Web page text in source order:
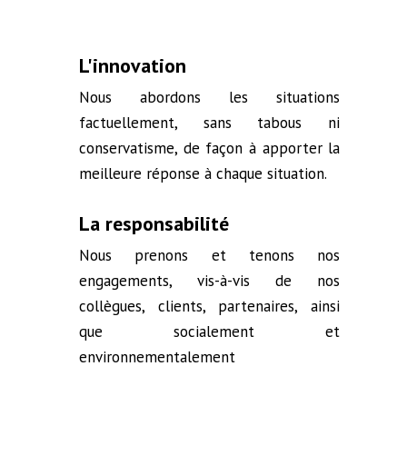
L'innovation
Nous abordons les situations
factuellement, sans tabous ni
conservatisme, de façon à apporter la
meilleure réponse à chaque situation.
La responsabilité
Nous prenons et tenons nos
engagements, vis-à-vis de nos
collègues, clients, partenaires, ainsi
que socialement et
environnementalement